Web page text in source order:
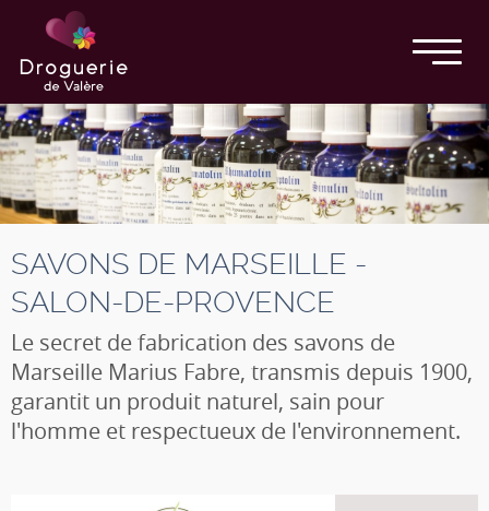
SAVONS DE MARSEILLE -
SALON-DE-PROVENCE
Le secret de fabrication des savons de
Marseille Marius Fabre, transmis depuis 1900,
garantit un produit naturel, sain pour
l'homme et respectueux de l'environnement.